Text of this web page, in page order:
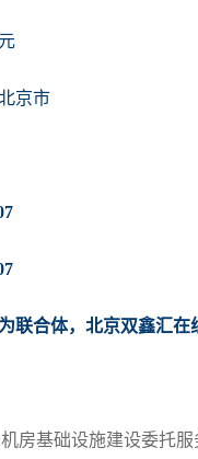
京市
联合体，北京双鑫汇在
房基础设施建设委托服